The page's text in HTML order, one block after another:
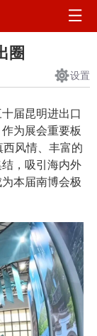
圈
设置
届昆明进出口
为展会重要板
风情、丰富的
，吸引海内外
本届南博会极